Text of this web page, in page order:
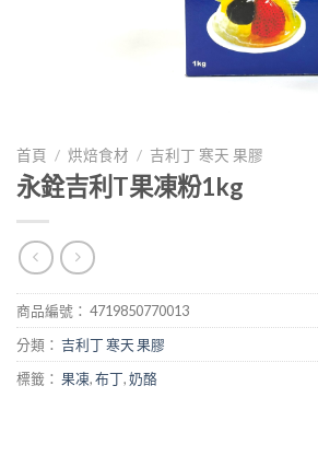
首頁 / 烘焙食材 / 吉利丁 寒天 果膠
永銓吉利T果凍粉1kg
商品編號： 4719850770013
分類： 吉利丁 寒天 果膠
標籤： 果凍,布丁,奶酪